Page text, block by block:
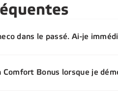
dans le passé. Ai-je
Comfort Bonus lorsque je